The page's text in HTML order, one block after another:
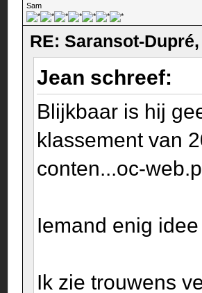
Sam
RE: Saransot-
Jean schreef:
Blijkbaar is hij
klassement van
conten...oc-
Iemand enig
Ik zie trouwens